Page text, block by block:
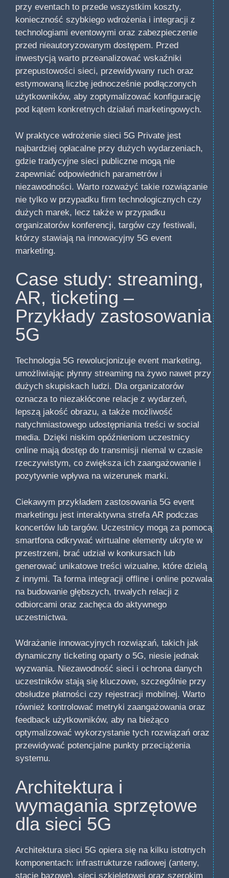
przy eventach to przede wszystkim koszty,
konieczność szybkiego wdrożenia i integracji z
technologiami eventowymi oraz zabezpieczenie
przed nieautoryzowanym dostępem. Przed
inwestycją warto przeanalizować wskaźniki
przepustowości sieci, przewidywany ruch oraz
estymowaną liczbę jednocześnie podłączonych
użytkowników, aby zoptymalizować konfigurację
pod kątem konkretnych działań marketingowych.
W praktyce wdrożenie sieci 5G Private jest
najbardziej opłacalne przy dużych wydarzeniach,
gdzie tradycyjne sieci publiczne mogą nie
zapewniać odpowiednich parametrów i
niezawodności. Warto rozważyć takie rozwiązanie
nie tylko w przypadku firm technologicznych czy
dużych marek, lecz także w przypadku
organizatorów konferencji, targów czy festiwali,
którzy stawiają na innowacyjny 5G event
marketing.
Case study: streaming,
AR, ticketing –
Przykłady zastosowania
5G
Technologia 5G rewolucjonizuje event marketing,
umożliwiając płynny streaming na żywo nawet przy
dużych skupiskach ludzi. Dla organizatorów
oznacza to niezakłócone relacje z wydarzeń,
lepszą jakość obrazu, a także możliwość
natychmiastowego udostępniania treści w social
media. Dzięki niskim opóźnieniom uczestnicy
online mają dostęp do transmisji niemal w czasie
rzeczywistym, co zwiększa ich zaangażowanie i
pozytywnie wpływa na wizerunek marki.
Ciekawym przykładem zastosowania 5G event
marketingu jest interaktywna strefa AR podczas
koncertów lub targów. Uczestnicy mogą za pomocą
smartfona odkrywać wirtualne elementy ukryte w
przestrzeni, brać udział w konkursach lub
generować unikatowe treści wizualne, które dzielą
z innymi. Ta forma integracji offline i online pozwala
na budowanie głębszych, trwałych relacji z
odbiorcami oraz zachęca do aktywnego
uczestnictwa.
Wdrażanie innowacyjnych rozwiązań, takich jak
dynamiczny ticketing oparty o 5G, niesie jednak
wyzwania. Niezawodność sieci i ochrona danych
uczestników stają się kluczowe, szczególnie przy
obsłudze płatności czy rejestracji mobilnej. Warto
również kontrolować metryki zaangażowania oraz
feedback użytkowników, aby na bieżąco
optymalizować wykorzystanie tych rozwiązań oraz
przewidywać potencjalne punkty przeciążenia
systemu.
Architektura i
wymagania sprzętowe
dla sieci 5G
Architektura sieci 5G opiera się na kilku istotnych
komponentach: infrastrukturze radiowej (anteny,
stacje bazowe), sieci szkieletowej oraz szerokim